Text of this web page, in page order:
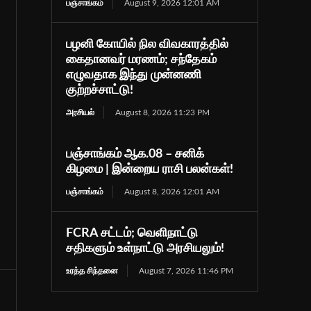
பஞ்சாங்கம் August 9, 2026 12:01 AM
பழனி கோயில் நில விவகாரத்தில்
கைதானவர் மரணம்; சந்தேகம்
எழுவதாக இந்து முன்னணி
குற்றச்சாட்டு!
அரசியல் August 8, 2026 11:23 PM
பஞ்சாங்கம் ஆக.08 – சனிக்
கிழமை | இன்றைய ராசி பலன்கள்!
பஞ்சாங்கம் August 8, 2026 12:01 AM
FCRA சட்டம்; வெளிநாட்டு
சதிகளும் உள்நாட்டு அரசியலும்!
உரத்த சிந்தனை August 7, 2026 11:46 PM